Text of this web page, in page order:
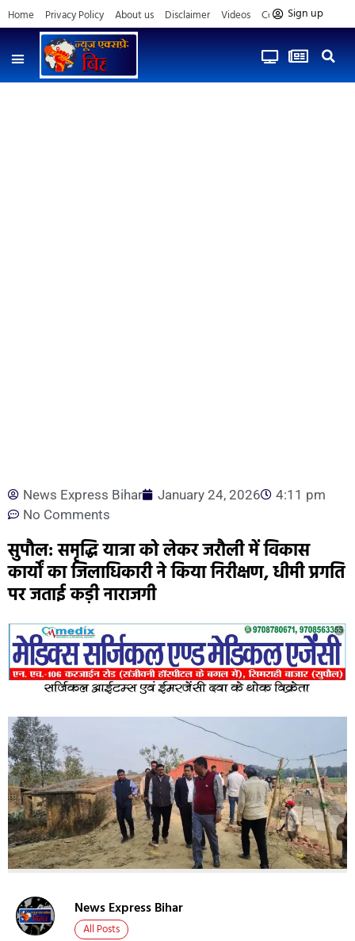
Home Privacy Policy About us Disclaimer Videos Contact us
Sign up
News Express Bihar January 24, 2026
4:11 pm
No Comments
सुपौल: समृद्धि यात्रा को लेकर जरौली में विकास
कार्यों का जिलाधिकारी ने किया निरीक्षण, धीमी प्रगति
पर जताई कड़ी नाराजगी
News Express Bihar
All Posts